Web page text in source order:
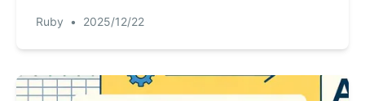
Excel lo que quieres? Descubre cómo la IA de
RowSpeak convierte tediosas tareas de
Ruby • 2025/12/22